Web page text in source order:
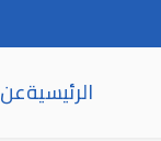
الرئيسية